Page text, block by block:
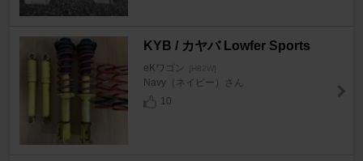
KYB / カヤバ Lowfer Sports
eKワゴン [H82W]
Navy（ネイビー）さん
10